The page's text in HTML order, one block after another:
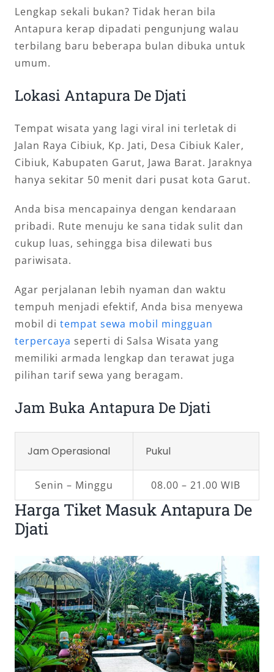
Lengkap sekali bukan? Tidak heran bila
Antapura kerap dipadati pengunjung walau
terbilang baru beberapa bulan dibuka untuk
umum.
Lokasi Antapura De Djati
Tempat wisata yang lagi viral ini terletak di
Jalan Raya Cibiuk, Kp. Jati, Desa Cibiuk Kaler,
Cibiuk, Kabupaten Garut, Jawa Barat. Jaraknya
hanya sekitar 50 menit dari pusat kota Garut.
Anda bisa mencapainya dengan kendaraan
pribadi. Rute menuju ke sana tidak sulit dan
cukup luas, sehingga bisa dilewati bus
pariwisata.
Agar perjalanan lebih nyaman dan waktu
tempuh menjadi efektif, Anda bisa menyewa
mobil di tempat sewa mobil mingguan
terpercaya seperti di Salsa Wisata yang
memiliki armada lengkap dan terawat juga
pilihan tarif sewa yang beragam.
Jam Buka Antapura De Djati
Jam Operasional Pukul
Senin – Minggu 08.00 – 21.00 WIB
Harga Tiket Masuk Antapura De
Djati